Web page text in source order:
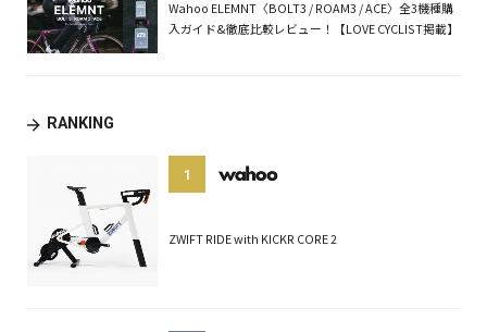
Wahoo ELEMNT〈BOLT3 / ROAM3 / ACE〉全3機種購
入ガイド&徹底比較レビュー！【LOVE CYCLIST掲載】
RANKING
1
ZWIFT RIDE with KICKR CORE 2